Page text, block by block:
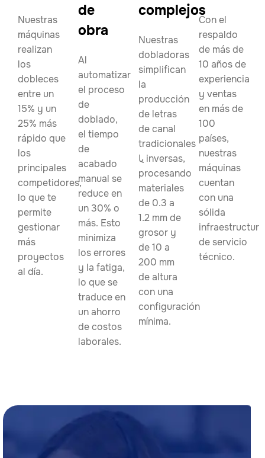
Nuestras
máquinas
realizan
los
dobleces
entre un
15% y un
25% más
rápido que
los
principales
competidores,
lo que te
permite
gestionar
más
proyectos
al día.
de
obra
Al
automatizar
el proceso
de
doblado,
el tiempo
de
acabado
manual se
reduce en
un 30% o
más. Esto
minimiza
los errores
y la fatiga,
lo que se
traduce en
un ahorro
de costos
laborales.
complejos
Nuestras
dobladoras
simplifican
la
producción
de letras
de canal
tradicionales
یا inversas,
procesando
materiales
de 0.3 a
1.2 mm de
grosor y
de 10 a
200 mm
de altura
con una
configuración
mínima.
Con el
respaldo
de más de
10 años de
experiencia
y ventas
en más de
100
países,
nuestras
máquinas
cuentan
con una
sólida
infraestructura
de servicio
técnico.